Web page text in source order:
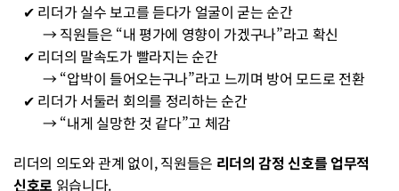
   ✔ 리더가 실수 보고를 듣다가 얼굴이 굳는 순간
         → 직원들은 “내 평가에 영향이 가겠구나”라고 확신
   ✔ 리더의 말속도가 빨라지는 순간
         → “압박이 들어오는구나”라고 느끼며 방어 모드로 전환
   ✔ 리더가 서둘러 회의를 정리하는 순간
         → “내게 실망한 것 같다”고 체감
리더의 의도와 관계 없이, 직원들은 리더의 감정 신호를 업무적
신호로 읽습니다.